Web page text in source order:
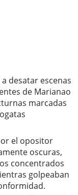
desatar escenas
de Marianao
marcadas
el opositor
oscuras,
concentrados
golpeaban